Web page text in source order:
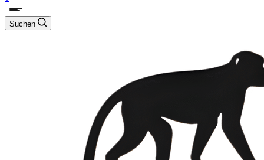
Suchen